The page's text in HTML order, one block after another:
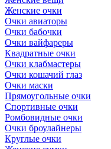
Женские очки
Очки авиаторы
Очки бабочки
Очки вайфареры
Квадратные очки
Очки клабмастеры
Очки кошачий глаз
Очки маски
Прямоугольные очки
Спортивные очки
Ромбовидные очки
Очки броулайнеры
Круглые очки